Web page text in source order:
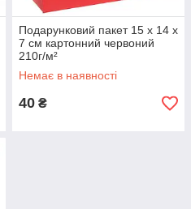
Подарунковий пакет 15 х 14 х
7 см картонний червоний
210г/м²
Немає в наявності
40 ₴